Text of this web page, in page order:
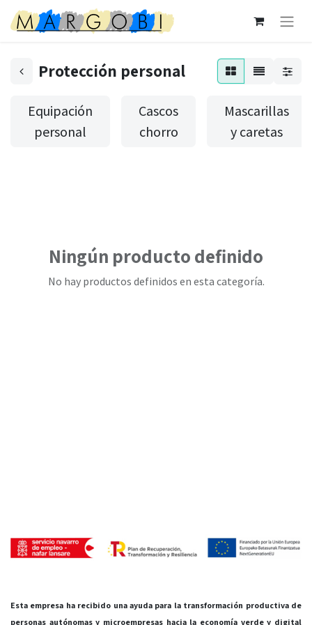
Protección personal
Equipación
personal
Cascos
chorro
Mascarillas
y caretas
Ningún producto definido
No hay productos definidos en esta categoría.
Esta empresa ha recibido una ayuda para la transformación productiva de
personas autónomas y microempresas hacia la economía verde y digital